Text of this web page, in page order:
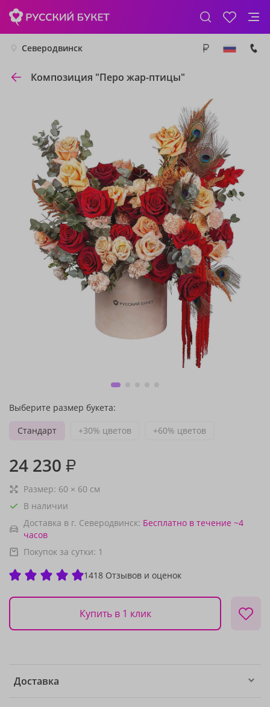
Северодвинск
Композиция "Перо жар-птицы"
Выберите размер букета:
Стандарт
+30% цветов +60% цветов
24 230 ₽
Размер: 60 × 60 см
В наличии
Доставка в г. Северодвинск: Бесплатно в течение ~4
часов
Покупок за сутки: 1
1418 Отзывов и оценок
Купить в 1 клик
Доставка